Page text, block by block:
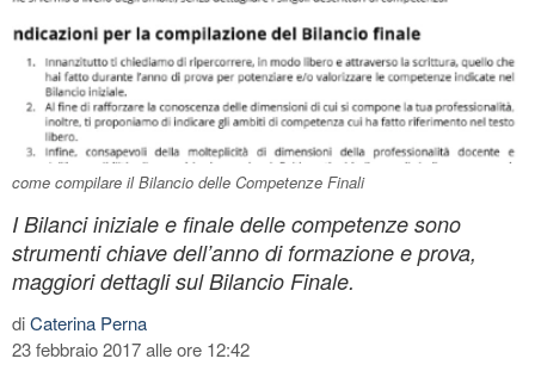
come compilare il Bilancio delle Competenze Finali
I Bilanci iniziale e finale delle competenze sono
strumenti chiave dell’anno di formazione e prova,
maggiori dettagli sul Bilancio Finale.
diCaterina Perna
23 febbraio 2017 alle ore 12:42